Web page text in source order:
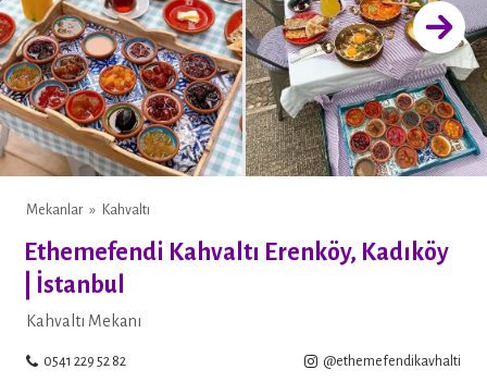
Mekanlar Kahvaltı
Ethemefendi Kahvaltı Erenköy, Kadıköy
| İstanbul
Kahvaltı Mekanı
0541 229 52 82 @ethemefendikavhalti
WHATSAPP
TWITTER